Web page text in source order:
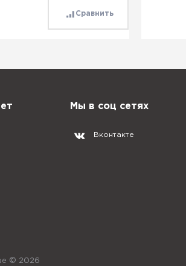
Сравнить
Мы в соц сетях
Вконтакте
© 2026